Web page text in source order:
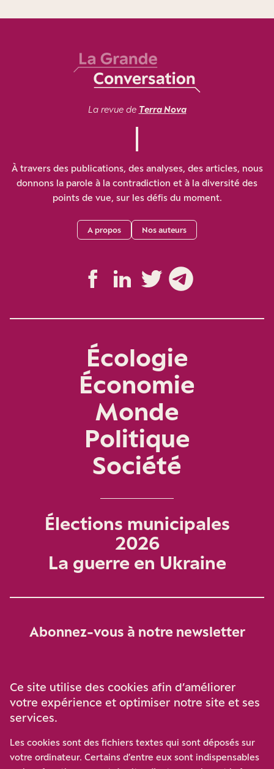
La revue de Terra Nova
À travers des publications, des analyses, des articles, nous
donnons la parole à la contradiction et à la diversité des
points de vue, sur les défis du moment.
A propos Nos auteurs
Écologie
Économie
Monde
Politique
Société
Élections municipales
2026
La guerre en Ukraine
Abonnez-vous à notre newsletter
Participez à notre effort pour conforter la démocratie en
Ce site utilise des cookies afin d’améliorer
votre expérience et optimiser notre site et ses
services.
Les cookies sont des fichiers textes qui sont déposés sur
votre ordinateur. Certains d’entre eux sont indispensables